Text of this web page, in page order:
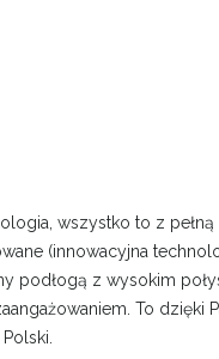
wszystko to z
(innowacyjna
podłogą z wysokim
To dzięki